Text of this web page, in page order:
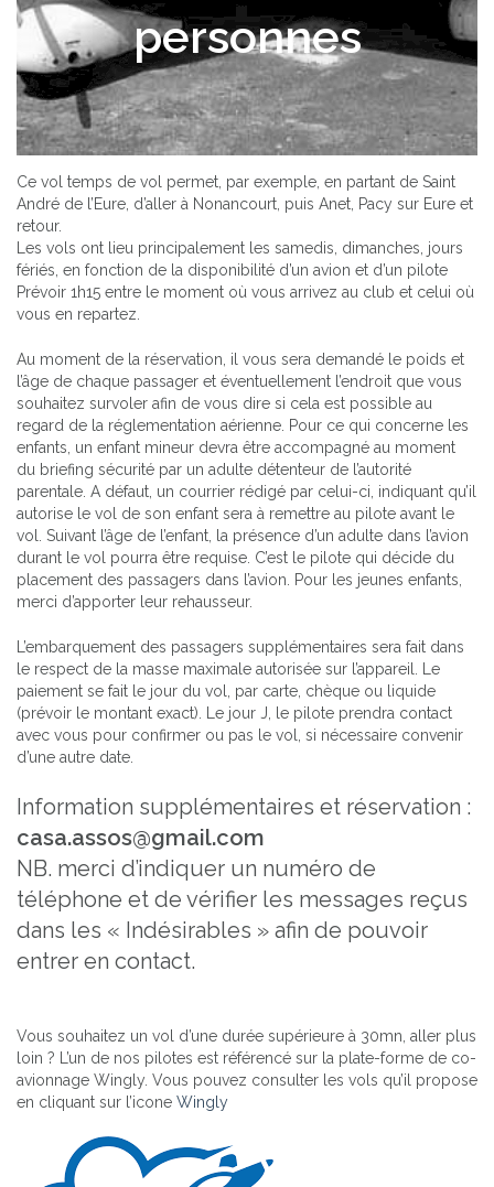
personnes
Ce vol temps de vol permet, par exemple, en partant de Saint
André de l’Eure, d’aller à Nonancourt, puis Anet, Pacy sur Eure et
retour.
Les vols ont lieu principalement les samedis, dimanches, jours
fériés, en fonction de la disponibilité d’un avion et d’un pilote
Prévoir 1h15 entre le moment où vous arrivez au club et celui où
vous en repartez.
Au moment de la réservation, il vous sera demandé le poids et
l’âge de chaque passager et éventuellement l’endroit que vous
souhaitez survoler afin de vous dire si cela est possible au
regard de la réglementation aérienne. Pour ce qui concerne les
enfants, un enfant mineur devra être accompagné au moment
du briefing sécurité par un adulte détenteur de l’autorité
parentale. A défaut, un courrier rédigé par celui-ci, indiquant qu’il
autorise le vol de son enfant sera à remettre au pilote avant le
vol. Suivant l’âge de l’enfant, la présence d’un adulte dans l’avion
durant le vol pourra être requise. C’est le pilote qui décide du
placement des passagers dans l’avion. Pour les jeunes enfants,
merci d’apporter leur rehausseur.
L’embarquement des passagers supplémentaires sera fait dans
le respect de la masse maximale autorisée sur l’appareil. Le
paiement se fait le jour du vol, par carte, chèque ou liquide
(prévoir le montant exact). Le jour J, le pilote prendra contact
avec vous pour confirmer ou pas le vol, si nécessaire convenir
d’une autre date.
Information supplémentaires et réservation :
casa.assos@gmail.com
NB. merci d’indiquer un numéro de
téléphone et de vérifier les messages reçus
dans les « Indésirables » afin de pouvoir
entrer en contact.
Vous souhaitez un vol d’une durée supérieure à 30mn, aller plus
loin ? L’un de nos pilotes est référencé sur la plate-forme de co-
avionnage Wingly. Vous pouvez consulter les vols qu’il propose
en cliquant sur l’icone Wingly